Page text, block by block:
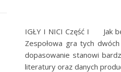
IGŁY I NICI Część I Jak
Zespołowa gra tych
dopasowanie stanowi
literatury oraz danych